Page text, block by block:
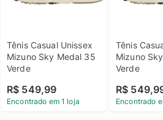
Tênis Casual Unissex
Mizuno Sky Medal 35
Verde
R$ 549,99
Encontrado em 1 loja
Tênis
Mizuno
Verde
R$
Encontrado